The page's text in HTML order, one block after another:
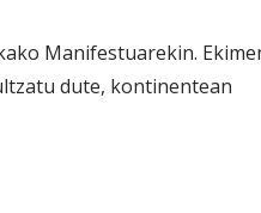
Manifestuarekin.
dute, kontinentean